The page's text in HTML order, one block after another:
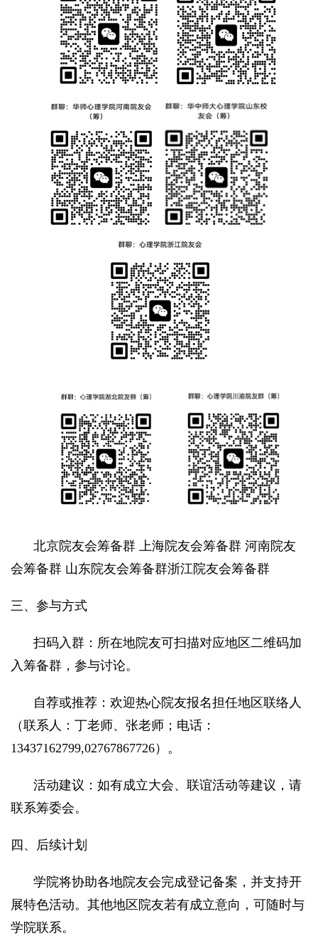
北京院友会筹备群 上海院友会筹备群 河南院友
会筹备群 山东院友会筹备群浙江院友会筹备群
三、参与方式
扫码入群：所在地院友可扫描对应地区二维码加
入筹备群，参与讨论。
自荐或推荐：欢迎热心院友报名担任地区联络人
（联系人：丁老师、张老师；电话：
13437162799,02767867726）。
活动建议：如有成立大会、联谊活动等建议，请
联系筹委会。
四、后续计划
学院将协助各地院友会完成登记备案，并支持开
展特色活动。其他地区院友若有成立意向，可随时与
学院联系。